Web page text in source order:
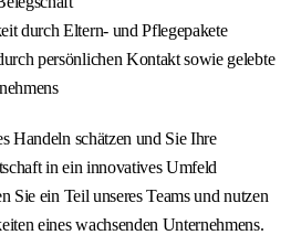
durch Eltern- und Pflegepakete
persönlichen Kontakt sowie gelebte
Handeln schätzen und Sie Ihre
in ein innovatives Umfeld
Sie ein Teil unseres Teams und nutzen
eines wachsenden Unternehmens.